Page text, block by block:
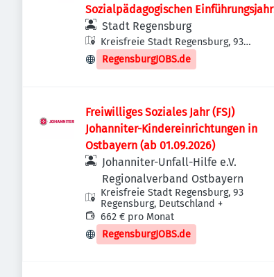
Sozialpädagogischen Einführungsjahr
(SEJ)Stadt Regensburg
Kreisfreie Stadt Regensburg, 93
Regensburg, Deutschland
RegensburgJOBS.de
Freiwilliges Soziales Jahr (FSJ)
Johanniter-Kindereinrichtungen in
Ostbayern (ab 01.09.2026)
Johanniter-Unfall-Hilfe e.V.
Regionalverband Ostbayern
Kreisfreie Stadt Regensburg, 93
Regensburg, Deutschland +
662 € pro Monat
RegensburgJOBS.de